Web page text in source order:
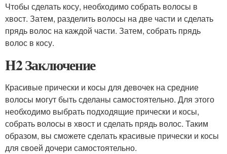
Чтобы сделать косу, необходимо собрать волосы в
хвост. Затем, разделить волосы на две части и сделать
прядь волос на каждой части. Затем, собрать прядь
волос в косу.
H2 Заключение
Красивые прически и косы для девочек на средние
волосы могут быть сделаны самостоятельно. Для этого
необходимо выбрать подходящие прически и косы,
собрать волосы в хвост и сделать прядь волос. Таким
образом, вы сможете сделать красивые прически и косы
для своей дочери самостоятельно.